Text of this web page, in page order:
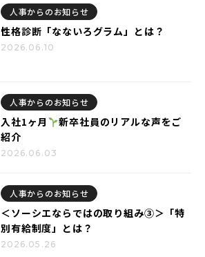
人事からのお知らせ
性格診断「なないろグラム」とは？
2026.06.10
人事からのお知らせ
入社1ヶ月
新卒社員のリアルな声をご
紹介
2026.06.03
人事からのお知らせ
＜ソーシエならではの取り組み③＞「特
別有給制度」とは？
2026.05.26